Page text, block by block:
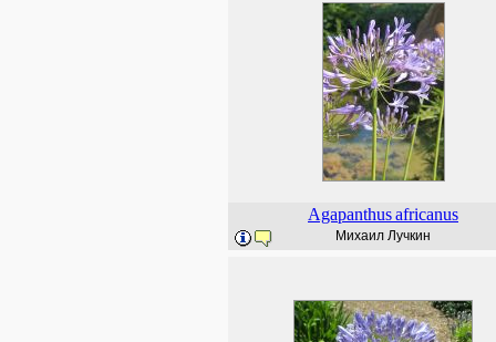
Agapanthusafricanus
Михаил Лучкин